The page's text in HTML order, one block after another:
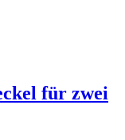
für zwei